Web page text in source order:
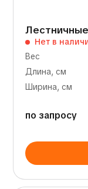
Нет в
Вес
Длина, см
Ширина, см
по запросу